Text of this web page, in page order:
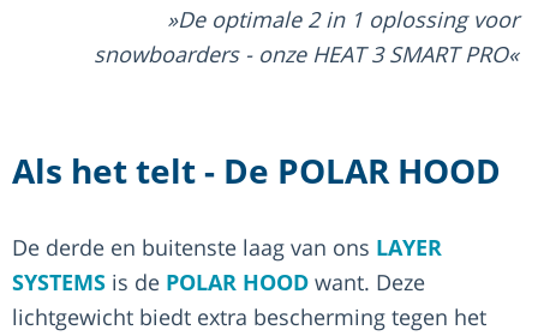
De optimale 2 in 1 oplossing voor
snowboarders - onze HEAT 3 SMART PRO
Als het telt - De POLAR HOOD
De derde en buitenste laag van ons LAYER
SYSTEMS is de POLAR HOOD want. Deze
lichtgewicht biedt extra bescherming tegen het